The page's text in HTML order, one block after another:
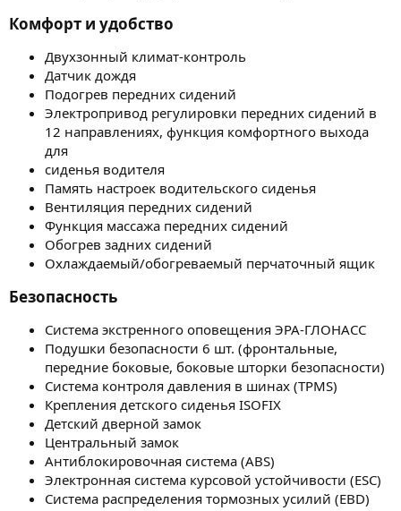
Комфорт и удобство​
Двухзонный климат-контроль
Датчик дождя
Подогрев передних сидений
Электропривод регулировки передних сидений в
12 направлениях, функция комфортного выхода
для
сиденья водителя
Память настроек водительского сиденья
Вентиляция передних сидений
Функция массажа передних сидений
Обогрев задних сидений
Охлаждаемый/обогреваемый перчаточный ящик
Безопасность​
Система экстренного оповещения ЭРА-ГЛОНАСС
Подушки безопасности 6 шт. (фронтальные,
передние боковые, боковые шторки безопасности)
Система контроля давления в шинах (TPMS)
Крепления детского сиденья ISOFIX
Детский дверной замок
Центральный замок
Антиблокировочная система (ABS)
Электронная система курсовой устойчивости (ESC)
Система распределения тормозных усилий (EBD)